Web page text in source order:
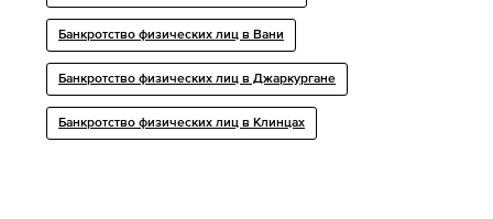
Банкротство физических лиц в Вани
Банкротство физических лиц в Джаркургане
Банкротство физических лиц в Клинцах